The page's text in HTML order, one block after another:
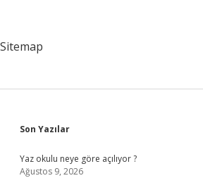
Sitemap
Sidebar
Son Yazılar
Yaz okulu neye göre açılıyor ?
Ağustos 9, 2026